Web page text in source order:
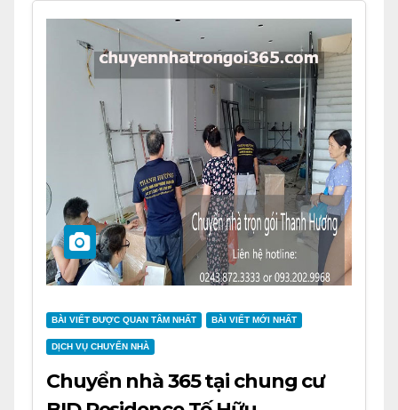
BÀI VIẾT ĐƯỢC QUAN TÂM NHẤT BÀI VIẾT MỚI NHẤT
DỊCH VỤ CHUYỂN NHÀ
Chuyển nhà 365 tại chung cư